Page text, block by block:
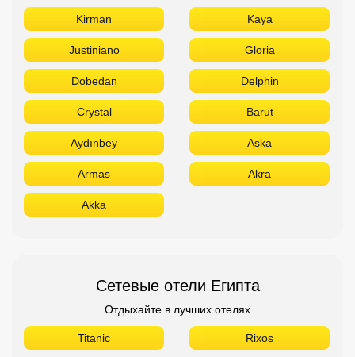
Kirman Kaya
Justiniano Gloria
Dobedan Delphin
Crystal Barut
Aydınbey Aska
Armas Akra
Akka
Сетевые отели Египта
Отдыхайте в лучших отелях
Titanic Rixos